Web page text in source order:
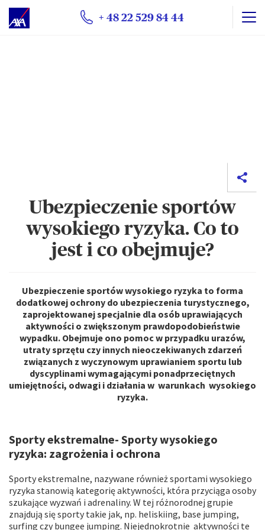
+ 48 22 529 84 44
Ubezpieczenie sportów
wysokiego ryzyka. Co to
jest i co obejmuje?
Ubezpieczenie sportów wysokiego ryzyka to forma
dodatkowej ochrony do ubezpieczenia turystycznego,
zaprojektowanej specjalnie dla osób uprawiających
aktywności o zwiększonym prawdopodobieństwie
wypadku. Obejmuje ono pomoc w przypadku urazów,
utraty sprzętu czy innych nieoczekiwanych zdarzeń
związanych z wyczynowym uprawianiem sportu lub
dyscyplinami wymagającymi ponadprzeciętnych
umiejętności, odwagi i działania w warunkach wysokiego
ryzyka.
Sporty ekstremalne- Sporty wysokiego
ryzyka: zagrożenia i ochrona
Sporty ekstremalne, nazywane również sportami wysokiego
ryzyka stanowią kategorię aktywności, która przyciąga osoby
szukające wyzwań i adrenaliny. W tej różnorodnej grupie
znajdują się sporty takie jak, np. heliskiing, base jumping,
surfing czy bungee jumping. Niejednokrotnie aktywności te
Na stronie wykorzystywane są pliki cookie.
Funkcjonalne i techniczne pliki cookie(ściśle
niezbędne) są umieszczane podczas przeglądania
strony internetowej. Opcjonalne pliki cookie mogą być
umieszczane przez AXA Partners lub dostawców
zewnętrznych w celach wymienionych poniżej.
Użytkownik ma możliwośćzaakceptowania
Użytkownik może wyrazić zgodę na wszystkie lub tylko
niektóre opcjonalne pliki cookie w zależności od ich
kategorii za pośrednictwem Centrum preferencji
plików cookie:
natychmiast, klikając "Spersonalizuj moje
wybory" poniżej; lub
w dowolnym momencie, klikając "Centrum